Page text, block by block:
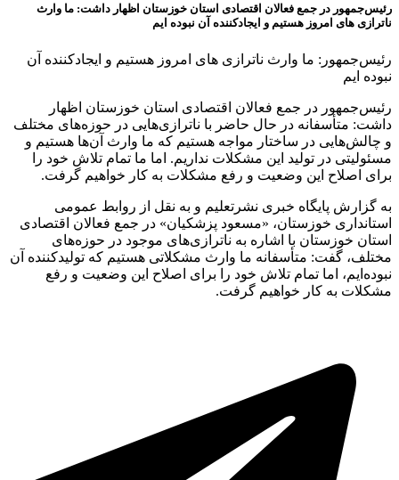
رئیس‌جمهور در جمع فعالان اقتصادی استان خوزستان اظهار داشت: ما وارث
ناترازی های امروز هستیم و ایجادکننده آن نبوده ایم
رئیس‌جمهور: ما وارث ناترازی های امروز هستیم و ایجادکننده آن
نبوده ایم
رئیس‌جمهور در جمع فعالان اقتصادی استان خوزستان اظهار
داشت: متأسفانه در حال حاضر با ناترازی‌هایی در حوزه‌های مختلف
و چالش‌هایی در ساختار مواجه هستیم که ما وارث آن‌ها هستیم و
مسئولیتی در تولید این مشکلات نداریم. اما ما تمام تلاش خود را
برای اصلاح این وضعیت و رفع مشکلات به کار خواهیم گرفت.
به گزارش پایگاه خبری نشرتعلیم و به نقل از روابط عمومی
استانداری خوزستان، «مسعود پزشکیان» در جمع فعالان اقتصادی
استان خوزستان با اشاره به ناترازی‌های موجود در حوزه‌های
مختلف، گفت: متأسفانه ما وارث مشکلاتی هستیم که تولیدکننده آن
نبوده‌ایم، اما تمام تلاش خود را برای اصلاح این وضعیت و رفع
مشکلات به کار خواهیم گرفت.